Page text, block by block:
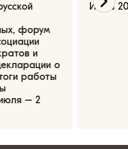
форум
и
о
работы
– 2
Июль